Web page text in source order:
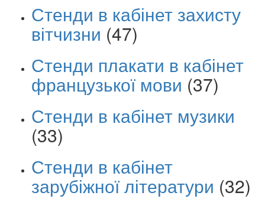
Стенди в кабінет захисту
вітчизни (47)
Стенди плакати в кабінет
французької мови (37)
Стенди в кабінет музики
(33)
Стенди в кабінет
зарубіжної літератури (32)